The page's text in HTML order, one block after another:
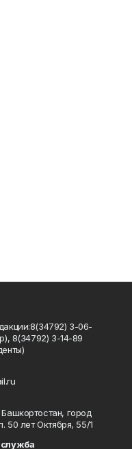
3-06-
8(34792) 3-14-89
город
50 лет Октября, 55/1